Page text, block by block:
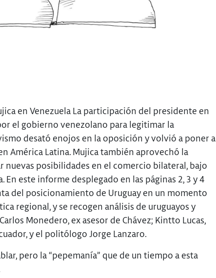
en Venezuela La participación del presidente en
el gobierno venezolano para legitimar la
desató enojos en la oposición y volvió a poner a
América Latina. Mujica también aprovechó la
nuevas posibilidades en el comercio bilateral, bajo
En este informe desplegado en las páginas 2, 3 y 4
del posicionamiento de Uruguay en un momento
regional, y se recogen análisis de uruguayos y
Monedero, ex asesor de Chávez; Kintto Lucas,
y el politólogo Jorge Lanzaro.
pero la “pepemanía” que de un tiempo a esta